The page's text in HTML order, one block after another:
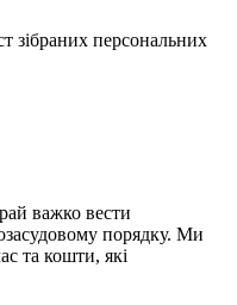
зібраних персональних
важко вести
порядку. Ми
та кошти, які